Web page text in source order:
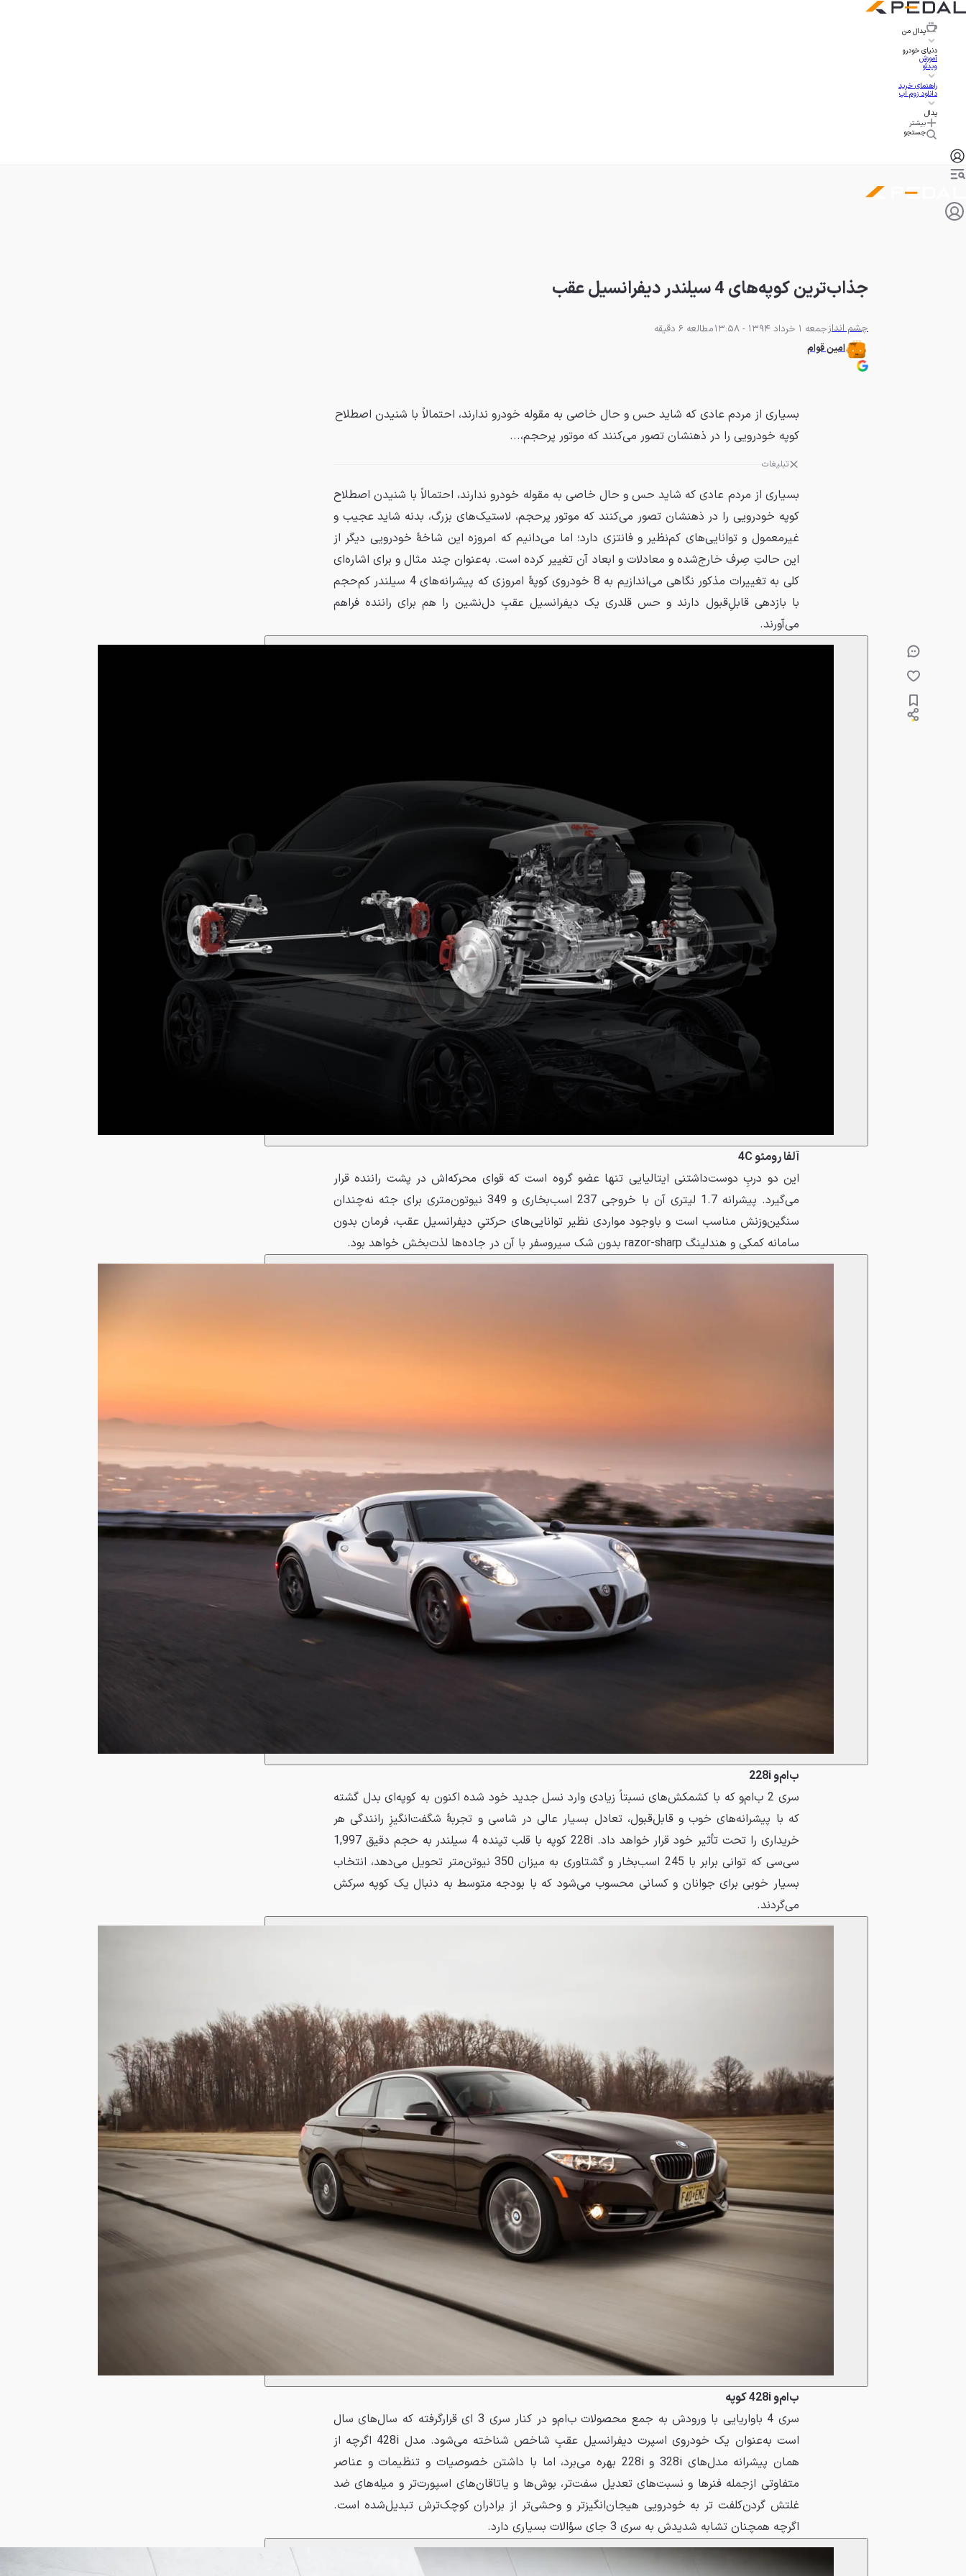
پدال من
دنیای خودرو
آموزش
ویدئو
راهنمای خرید
دانلود زوم اپ
پدال
بیشتر
جستجو
جذاب‌ترین کوپه‌های 4 سیلندر دیفرانسیل عقب
چشم اندازجمعه 1 خرداد 1394 - 13:58
مطالعه 6 دقیقه
امین قوام‌
بسیاری از مردم عادی که شاید حس و حال خاصی به مقوله خودرو ندارند، احتمالاً با شنیدن اصطلاح
کوپه خودرویی را در ذهنشان تصور می‌کنند که موتور پرحجم،...
تبلیغات
بسیاری از مردم عادی که شاید حس و حال خاصی به مقوله خودرو ندارند، احتمالاً با شنیدن اصطلاح
کوپه خودرویی را در ذهنشان تصور می‌کنند که موتور پرحجم، لاستیک‌های بزرگ، بدنه شاید عجیب و
غیرمعمول و توانایی‌های کم‌نظیر و فانتزی دارد؛ اما می‌دانیم که امروزه این شاخهٔ خودرویی دیگر از
این حالتِ صِرف خارج‌شده و معادلات و ابعاد آن تغییر کرده است. به‌عنوان چند مثال و برای اشاره‌ای
کلی به تغییرات مذکور نگاهی می‌اندازیم به 8 خودروی کوپهٔ امروزی که پیشرانه‌های 4 سیلندر کم‌حجم
با بازدهی قابل‌ِقبول دارند و حس قلدری یک دیفرانسیل عقبِ دل‌نشین را هم برای راننده فراهم
می‌آورند.
آلفا رومئو 4C
این دو دربِ دوست‌داشتنی ایتالیایی تنها عضو گروه است که قوای محرکه‌اش در پشت راننده قرار
می‌گیرد. پیشرانه 1.7 لیتری آن با خروجی 237 اسب‌بخاری و 349 نیوتون‌متری برای جثه نه‌چندان
سنگین‌وزنش مناسب است و باوجود مواردی نظیر توانایی‌های حرکتیِ دیفرانسیل عقب، فرمان بدون
سامانه کمکی و هندلینگ razor-sharp بدون شک سیروسفر با آن در جاده‌ها لذت‌بخش خواهد بود.
ب‌ام‌و 228i
سری 2 ب‌ام‌و که با کشمکش‌های نسبتاً زیادی وارد نسل جدید خود شده اکنون به کوپه‌ای بدل گشته
که با پیشرانه‌های خوب و قابل‌قبول، تعادل بسیار عالی در شاسی و تجربهٔ شگفت‌انگیزِ رانندگی هر
خریداری را تحت تأثیر خود قرار خواهد داد. 228i کوپه با قلب تپنده 4 سیلندر به حجم دقیق 1,997
سی‌سی که توانی برابر با 245 اسب‌بخار و گشتاوری به میزان 350 نیوتن‌متر تحویل می‌دهد، انتخاب
بسیار خوبی برای جوانان و کسانی محسوب می‌شود که با بودجه متوسط به دنبال یک کوپه سرکش
می‌گردند.
ب‌ام‌و 428i کوپه
سری 4 باواریایی با ورودش به جمع محصولات ب‌ام‌و در کنار سری 3 ای قرارگرفته که سال‌های سال
است به‌عنوان یک خودروی اسپرت دیفرانسیل عقبِ شاخص شناخته می‌شود. مدل 428i اگرچه از
همان پیشرانه مدل‌های 328i و 228i بهره می‌برد، اما با داشتن خصوصیات و تنظیمات و عناصر
متفاوتی ازجمله فنرها و نسبت‌های تعدیل سفت‌تر، بوش‌ها و یاتاقان‌های اسپورت‌تر و میله‌های ضد
غلتش گردن‌کلفت تر به خودرویی هیجان‌انگیزتر و وحشی‌تر از برادران کوچک‌ترش تبدیل‌شده است.
اگرچه همچنان تشابه شدیدش به سری 3 جای سؤالات بسیاری دارد.